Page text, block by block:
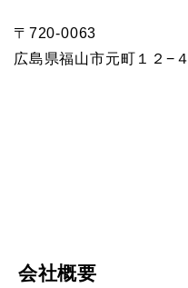
〒720-0063
広島県福山市元町１２−４
会社概要